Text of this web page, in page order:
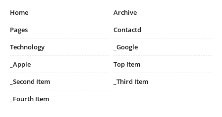
Home
Archive
Pages
Contactd
Technology
_Google
_Apple
Top Item
_Second Item
_Third Item
_Fourth Item